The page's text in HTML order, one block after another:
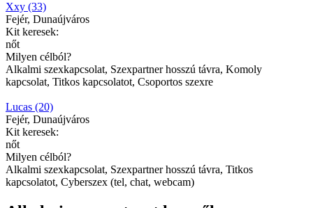
Xxy (33)
Fejér, Dunaújváros
Kit keresek:
nőt
Milyen célból?
Alkalmi szexkapcsolat, Szexpartner hosszú távra, Komoly
kapcsolat, Titkos kapcsolatot, Csoportos szexre
Lucas (20)
Fejér, Dunaújváros
Kit keresek:
nőt
Milyen célból?
Alkalmi szexkapcsolat, Szexpartner hosszú távra, Titkos
kapcsolatot, Cyberszex (tel, chat, webcam)